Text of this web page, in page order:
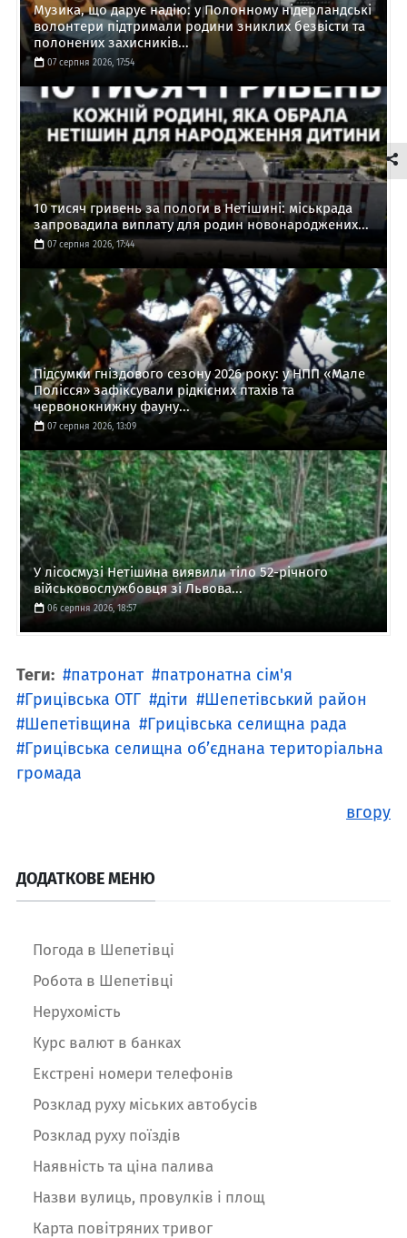
Музика, що дарує надію: у Полонному нідерландські
волонтери підтримали родини зниклих безвісти та
полонених захисників...
07 серпня 2026, 17:54
10 тисяч гривень за пологи в Нетішині: міськрада
запровадила виплату для родин новонароджених...
07 серпня 2026, 17:44
Підсумки гніздового сезону 2026 року: у НПП «Мале
Полісся» зафіксували рідкісних птахів та
червонокнижну фауну...
07 серпня 2026, 13:09
У лісосмузі Нетішина виявили тіло 52-річного
військовослужбовця зі Львова...
06 серпня 2026, 18:57
Теги: патронат
патронатна сім'я
Грицівська ОТГ
діти
Шепетівський район
Шепетівщина
Грицівська селищна рада
Грицівська селищна об’єднана територіальна
громада
вгору
ДОДАТКОВЕ МЕНЮ
Погода в Шепетівці
Робота в Шепетівці
Нерухомість
Курс валют в банках
Екстрені номери телефонів
Розклад руху міських автобусів
Розклад руху поїздів
Наявність та ціна палива
Назви вулиць, провулків і площ
Карта повітряних тривог